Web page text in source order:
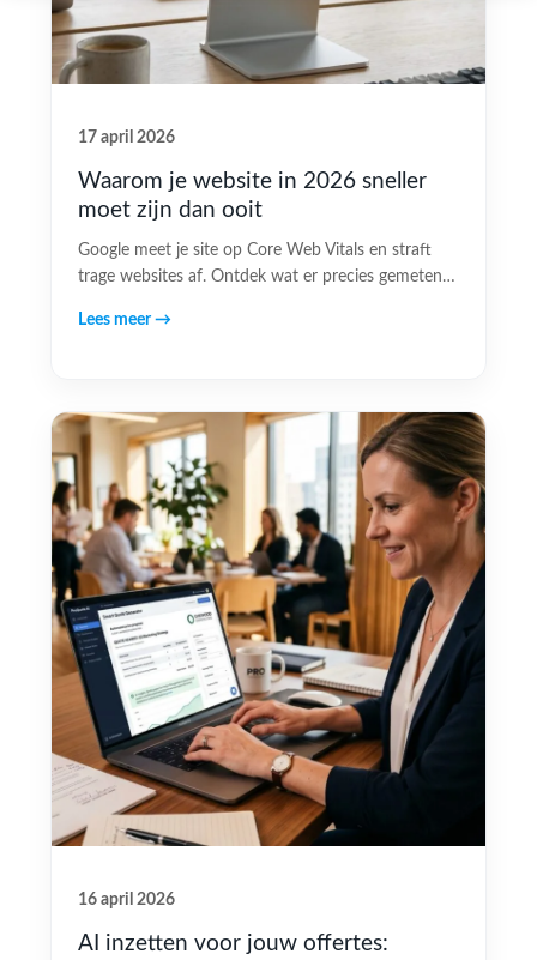
17 april 2026
Waarom je website in 2026 sneller
moet zijn dan ooit
Google meet je site op Core Web Vitals en straft
trage websites af. Ontdek wat er precies gemeten…
Lees meer →
16 april 2026
AI inzetten voor jouw offertes: